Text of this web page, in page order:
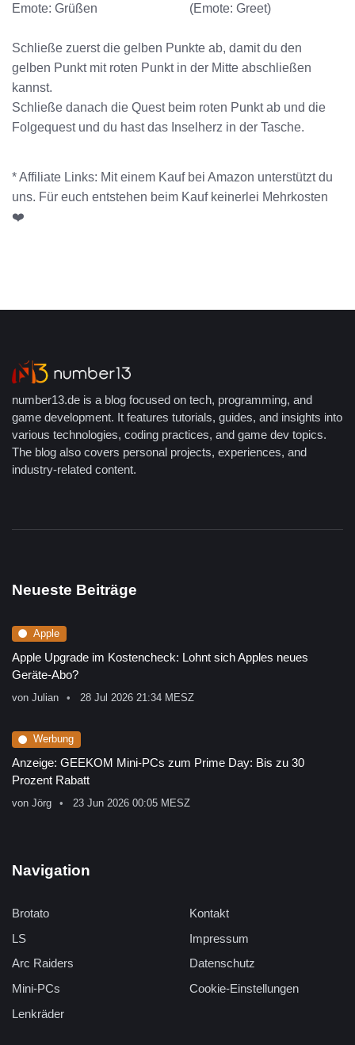
Emote: Grüßen (Emote: Greet)
Schließe zuerst die gelben Punkte ab, damit du den
gelben Punkt mit roten Punkt in der Mitte abschließen
kannst.
Schließe danach die Quest beim roten Punkt ab und die
Folgequest und du hast das Inselherz in der Tasche.
* Affiliate Links: Mit einem Kauf bei Amazon unterstützt du
uns. Für euch entstehen beim Kauf keinerlei Mehrkosten
❤️
number13.de is a blog focused on tech, programming, and
game development. It features tutorials, guides, and insights into
various technologies, coding practices, and game dev topics.
The blog also covers personal projects, experiences, and
industry-related content.
Neueste Beiträge
Apple
Apple Upgrade im Kostencheck: Lohnt sich Apples neues
Geräte-Abo?
von Julian 28 Jul 2026 21:34 MESZ
Werbung
Anzeige: GEEKOM Mini-PCs zum Prime Day: Bis zu 30
Prozent Rabatt
von Jörg 23 Jun 2026 00:05 MESZ
Navigation
Brotato
LS
Arc Raiders
Mini-PCs
Lenkräder
Kontakt
Impressum
Datenschutz
Cookie-Einstellungen